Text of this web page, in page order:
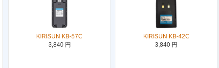
KIRISUN KB-57C
3,840 円
KIRISUN KB-42C
3,840 円